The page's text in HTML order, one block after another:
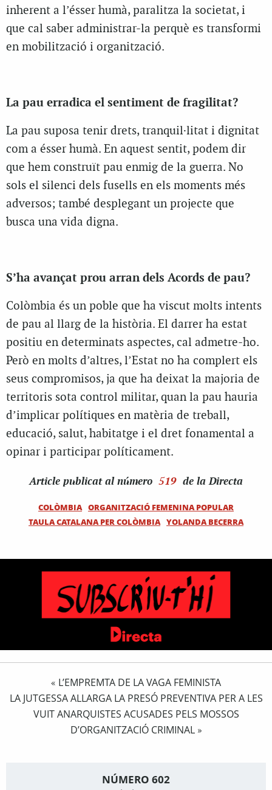
inherent a l’ésser humà, paralitza la societat, i
que cal saber administrar-la perquè es transformi
en mobilització i organització.
La pau erradica el sentiment de fragilitat?
La pau suposa tenir drets, tranquil·litat i dignitat
com a ésser humà. En aquest sentit, podem dir
que hem construït pau enmig de la guerra. No
sols el silenci dels fusells en els moments més
adversos; també desplegant un projecte que
busca una vida digna.
S’ha avançat prou arran dels Acords de pau?
Colòmbia és un poble que ha viscut molts intents
de pau al llarg de la història. El darrer ha estat
positiu en determinats aspectes, cal admetre-ho.
Però en molts d’altres, l’Estat no ha complert els
seus compromisos, ja que ha deixat la majoria de
territoris sota control militar, quan la pau hauria
d’implicar polítiques en matèria de treball,
educació, salut, habitatge i el dret fonamental a
opinar i participar políticament.
Article publicat al número 519 de la Directa
COLÒMBIA ORGANITZACIÓ FEMENINA POPULAR
TAULA CATALANA PER COLÒMBIA YOLANDA BECERRA
« L’EMPREMTA DE LA VAGA FEMINISTA
LA JUTGESSA ALLARGA LA PRESÓ PREVENTIVA PER A LES
VUIT ANARQUISTES ACUSADES PELS MOSSOS
D’ORGANITZACIÓ CRIMINAL»
NÚMERO 602